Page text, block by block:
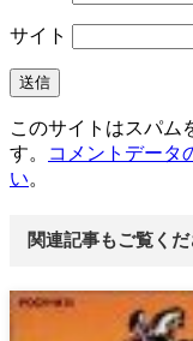
サイト
このサイトはスパム
す。
コメントデータ
い。
関連記事もご覧くだ